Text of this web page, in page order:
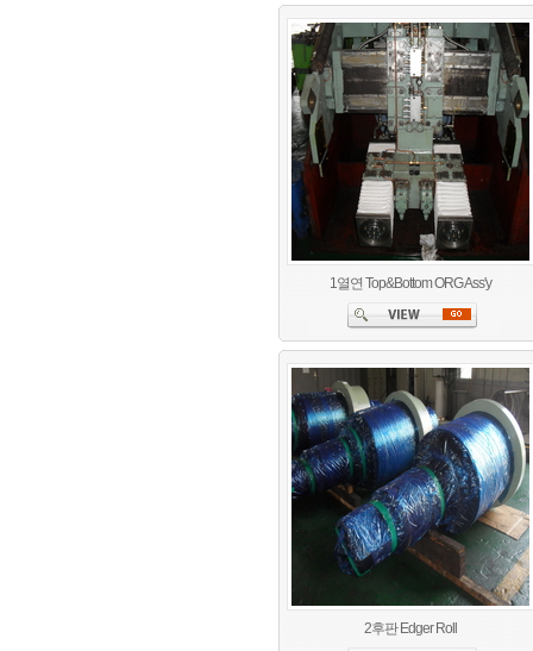
1열연 Top&Bottom ORG Ass'y
2후판 Edger Roll